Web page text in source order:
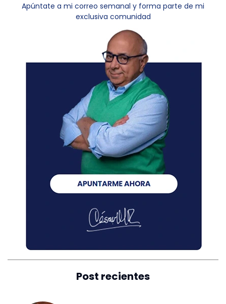
Apúntate a mi correo semanal y forma parte de mi
exclusiva comunidad
Post recientes